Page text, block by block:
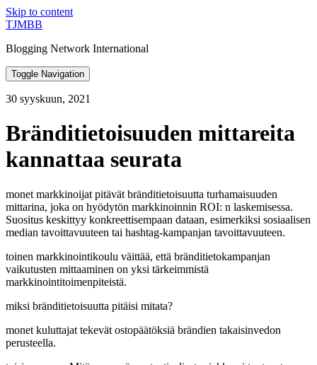
Skip to content
TJMBB
Blogging Network International
Toggle Navigation
30 syyskuun, 2021
Bränditietoisuuden mittareita
kannattaa seurata
monet markkinoijat pitävät bränditietoisuutta turhamaisuuden
mittarina, joka on hyödytön markkinoinnin ROI: n laskemisessa.
Suositus keskittyy konkreettisempaan dataan, esimerkiksi sosiaalisen
median tavoittavuuteen tai hashtag-kampanjan tavoittavuuteen.
toinen markkinointikoulu väittää, että bränditietokampanjan
vaikutusten mittaaminen on yksi tärkeimmistä
markkinointitoimenpiteistä.
miksi bränditietoisuutta pitäisi mitata?
monet kuluttajat tekevät ostopäätöksiä brändien takaisinvedon
perusteella.